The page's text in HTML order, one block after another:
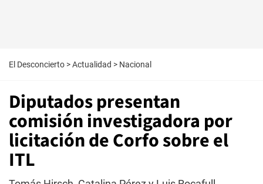
El Desconcierto >Actualidad > Nacional
Diputados presentan
comisión investigadora por
licitación de Corfo sobre el
ITL